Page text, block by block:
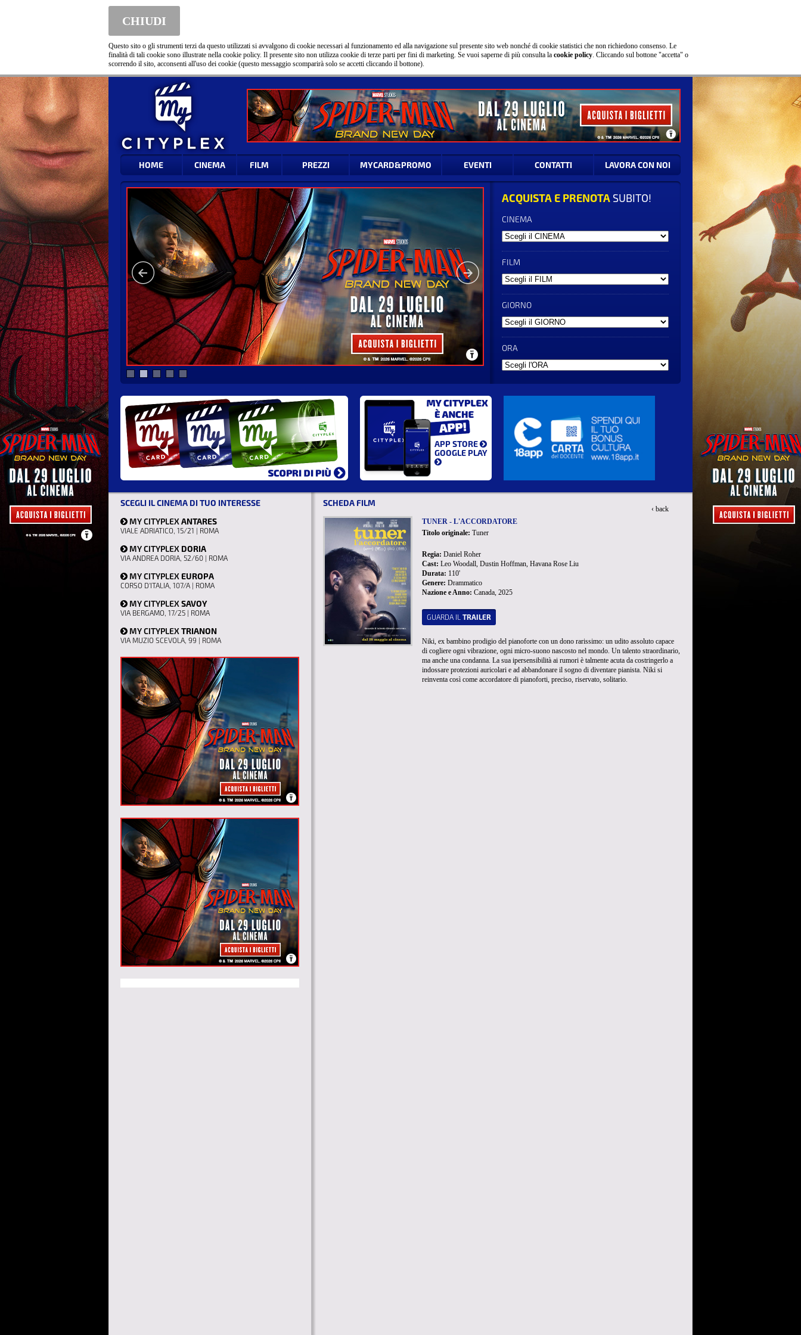
CHIUDI
Questo sito o gli strumenti terzi da questo utilizzati si avvalgono di cookie necessari al funzionamento ed alla navigazione sul presente sito web nonché di cookie statistici che non richiedono consenso. Le
finalità di tali cookie sono illustrate nella cookie policy. Il presente sito non utilizza cookie di terze parti per fini di marketing. Se vuoi saperne di più consulta la cookie policy. Cliccando sul bottone "accetta" o
scorrendo il sito, acconsenti all'uso dei cookie (questo messaggio scomparirà solo se accetti cliccando il bottone).
HOME CINEMA FILM PREZZI MYCARD&PROMO EVENTI CONTATTI LAVORA CON NOI
ACQUISTA E PRENOTA SUBITO!
CINEMA
FILM
GIORNO
ORA
APP STORE
GOOGLE PLAY
SCEGLI IL CINEMA DI TUO INTERESSE
MY CITYPLEXANTARES
VIALE ADRIATICO, 15/21 | ROMA
MY CITYPLEX DORIA
VIA ANDREA DORIA, 52/60 | ROMA
MY CITYPLEXEUROPA
CORSO D'ITALIA, 107/A | ROMA
MY CITYPLEXSAVOY
VIA BERGAMO, 17/25 | ROMA
MY CITYPLEXTRIANON
VIA MUZIO SCEVOLA, 99 | ROMA
‹ back
SCHEDA FILM
TUNER - L'ACCORDATORE
Titolo originale: Tuner
Regia: Daniel Roher
Cast: Leo Woodall, Dustin Hoffman, Havana Rose Liu
Durata: 110'
Genere: Drammatico
Nazione e Anno: Canada, 2025
GUARDA IL TRAILER
Niki, ex bambino prodigio del pianoforte con un dono rarissimo: un udito assoluto capace
di cogliere ogni vibrazione, ogni micro-suono nascosto nel mondo. Un talento straordinario,
ma anche una condanna. La sua ipersensibilità ai rumori è talmente acuta da costringerlo a
indossare protezioni auricolari e ad abbandonare il sogno di diventare pianista. Niki si
reinventa così come accordatore di pianoforti, preciso, riservato, solitario.